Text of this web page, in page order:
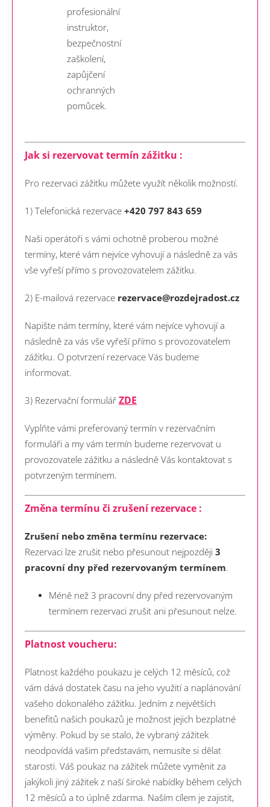
profesionální
instruktor,
bezpečnostní
zaškolení,
zapůjčení
ochranných
pomůcek.
Jak si rezervovat termín zážitku :
Pro rezervaci zážitku můžete využít několik možností.
1) Telefonická rezervace +420 797 843 659
Naši operátoři s vámi ochotně proberou možné
termíny, které vám nejvíce vyhovují a následně za vás
vše vyřeší přímo s provozovatelem zážitku.
2) E-mailová rezervace rezervace@rozdejradost.cz
Napište nám termíny, které vám nejvíce vyhovují a
následně za vás vše vyřeší přímo s provozovatelem
zážitku. O potvrzení rezervace Vás budeme
informovat.
3) Rezervační formulář ZDE
Vyplňte vámi preferovaný termín v rezervačním
formuláři a my vám termín budeme rezervovat u
provozovatele zážitku a následně Vás kontaktovat s
potvrzeným termínem.
Změna termínu či zrušení rezervace :
Zrušení nebo změna termínu rezervace:
Rezervaci lze zrušit nebo přesunout nejpozději 3
pracovní dny před rezervovaným termínem.
Méně než 3 pracovní dny před rezervovaným
termínem rezervaci zrušit ani přesunout nelze.
Platnost voucheru:
Platnost každého poukazu je celých 12 měsíců, což
vám dává dostatek času na jeho využití a naplánování
vašeho dokonalého zážitku. Jedním z největších
benefitů našich poukazů je možnost jejich bezplatné
výměny. Pokud by se stalo, že vybraný zážitek
neodpovídá vašim představám, nemusíte si dělat
starosti. Váš poukaz na zážitek můžete vyměnit za
jakýkoli jiný zážitek z naší široké nabídky během celých
12 měsíců a to úplně zdarma. Naším cílem je zajistit,